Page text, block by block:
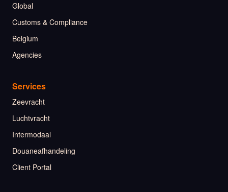
Global
Customs & Compliance
Belgium
Agencies
Services
Zeevracht
Luchtvracht
Intermodaal
Douaneafhandeling
Client Portal